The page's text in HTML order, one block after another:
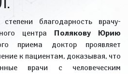
благодарность врачу-
центра
Полякову Юрию
приема доктор проявляет
к пациентам, доказывая, что
врачи с человеческим